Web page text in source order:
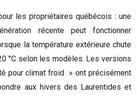
les propriétaires québécois : une
récente peut fonctionner
la température extérieure chute
°C selon les modèles. Les versions
pour climat froid » ont précisément
aux hivers des Laurentides et